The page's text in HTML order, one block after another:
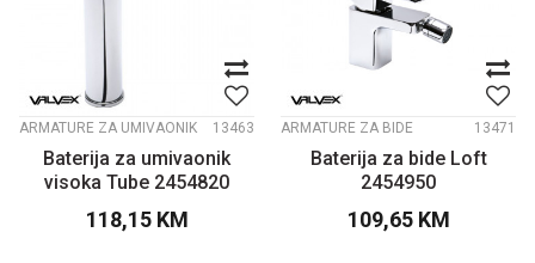
ARMATURE ZA UMIVAONIK 13463
Baterija za umivaonik
visoka Tube 2454820
118,15 KM
ARMATURE ZA BIDE 13471
Baterija za bide Loft
2454950
109,65 KM